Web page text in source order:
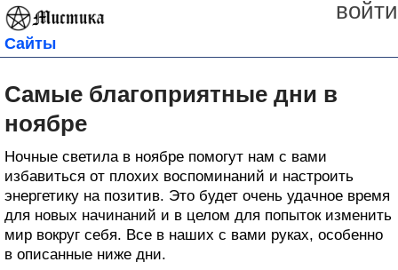
войти
Сайты
Самые благоприятные дни в
ноябре
Ночные светила в ноябре помогут нам с вами
избавиться от плохих воспоминаний и настроить
энергетику на позитив. Это будет очень удачное время
для новых начинаний и в целом для попыток изменить
мир вокруг себя. Все в наших с вами руках, особенно
в описанные ниже дни.